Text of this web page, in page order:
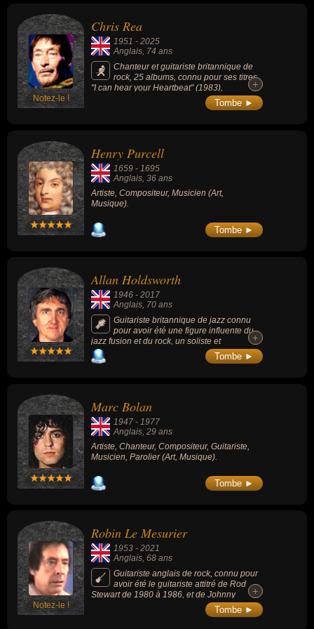
Hendrix, Janis Joplin, Jim Morrison, Kurt
Cobain, Brian Jones ou encore le bluesman
Robert Johnson, intégrant ainsi ce que l'on
surnomme communément le club des 27.
Notez-le !
Chris Rea
1951 - 2025
Anglais, 74 ans
Chanteur et guitariste britannique de
rock, 25 albums, connu pour ses titres
"I can hear your Heartbeat" (1983),
"Josephine" (1985), "On the Beach" (1986),
"The Road To Hell, part 2" (1989), "Auberge"
+
+
Tombe ►
Henry Purcell
1659 - 1695
Anglais, 36 ans
Artiste, Compositeur, Musicien (Art,
Musique).
Tombe ►
Allan Holdsworth
1946 - 2017
Anglais, 70 ans
Guitariste britannique de jazz connu
pour avoir été une figure influente du
jazz fusion et du rock, un soliste et
compositeur réputé pour son jeu véloce,
fluide, sa maîtrise des rythmes complexes et
+
+
Tombe ►
Marc Bolan
1947 - 1977
Anglais, 29 ans
Artiste, Chanteur, Compositeur, Guitariste,
Musicien, Parolier (Art, Musique).
Tombe ►
Notez-le !
Robin Le Mesurier
1953 - 2021
Anglais, 68 ans
Guitariste anglais de rock, connu pour
avoir été le guitariste attitré de Rod
Stewart de 1980 à 1986, et de Johnny
+
+
Tombe ►